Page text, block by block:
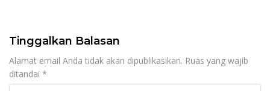
Tinggalkan Balasan
Alamat email Anda tidak akan dipublikasikan. Ruas yang wajib
ditandai *